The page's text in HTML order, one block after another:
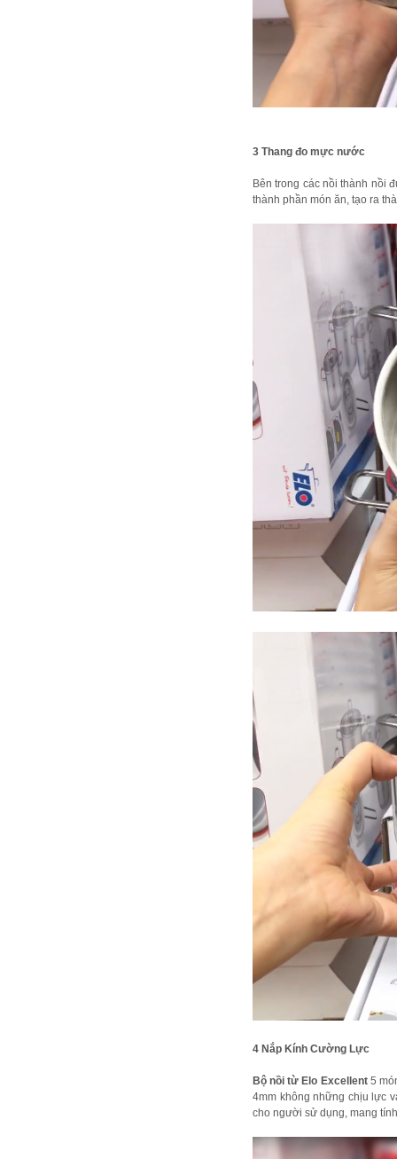
3 Thang đo mực nước
Bên trong các nồi thành nồi
thành phần món ăn, tạo ra
4 Nắp Kính Cường Lực
Bộ nồi từ Elo Excellent5
4mm không những chịu lực
cho người sử dụng, mang